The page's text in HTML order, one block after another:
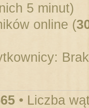
5 minut)
online (
• Liczba